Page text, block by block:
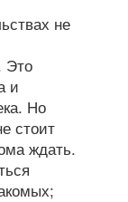
не
Это
и
Но
стоит
ждать.